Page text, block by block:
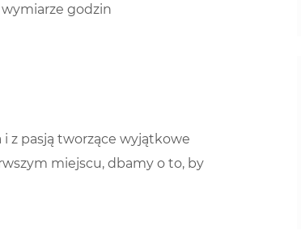
godzin
z pasją tworzące wyjątkowe
miejscu, dbamy o to, by